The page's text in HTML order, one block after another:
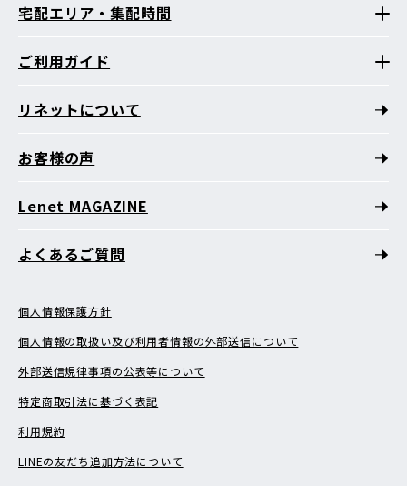
宅配エリア・集配時間
ご利用ガイド
リネットについて
お客様の声
Lenet MAGAZINE
よくあるご質問
個人情報保護方針
個人情報の取扱い及び利用者情報の外部送信について
外部送信規律事項の公表等について
特定商取引法に基づく表記
利用規約
LINEの友だち追加方法について